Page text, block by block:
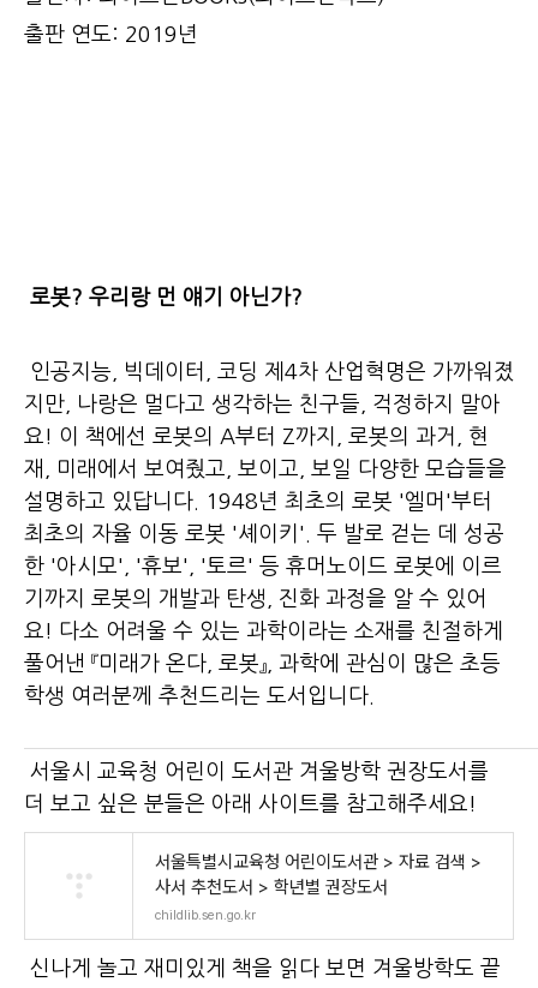
출판 연도: 2019년
로봇? 우리랑 먼 얘기 아닌가?
인공지능, 빅데이터, 코딩 제4차 산업혁명은 가까워졌
지만, 나랑은 멀다고 생각하는 친구들, 걱정하지 말아
요! 이 책에선 로봇의 A부터 Z까지, 로봇의 과거, 현
재, 미래에서 보여줬고, 보이고, 보일 다양한 모습들을
설명하고 있답니다. 1948년 최초의 로봇 '엘머'부터
최초의 자율 이동 로봇 '셰이키'. 두 발로 걷는 데 성공
한 '아시모', '휴보', '토르' 등 휴머노이드 로봇에 이르
기까지 로봇의 개발과 탄생, 진화 과정을 알 수 있어
요! 다소 어려울 수 있는 과학이라는 소재를 친절하게
풀어낸 『미래가 온다, 로봇』, 과학에 관심이 많은 초등
학생 여러분께 추천드리는 도서입니다.
서울시 교육청 어린이 도서관 겨울방학 권장도서를
더 보고 싶은 분들은 아래 사이트를 참고해주세요!
서울특별시교육청 어린이도서관 > 자료 검색 >
사서 추천도서 > 학년별 권장도서
childlib.sen.go.kr
신나게 놀고 재미있게 책을 읽다 보면 겨울방학도 끝